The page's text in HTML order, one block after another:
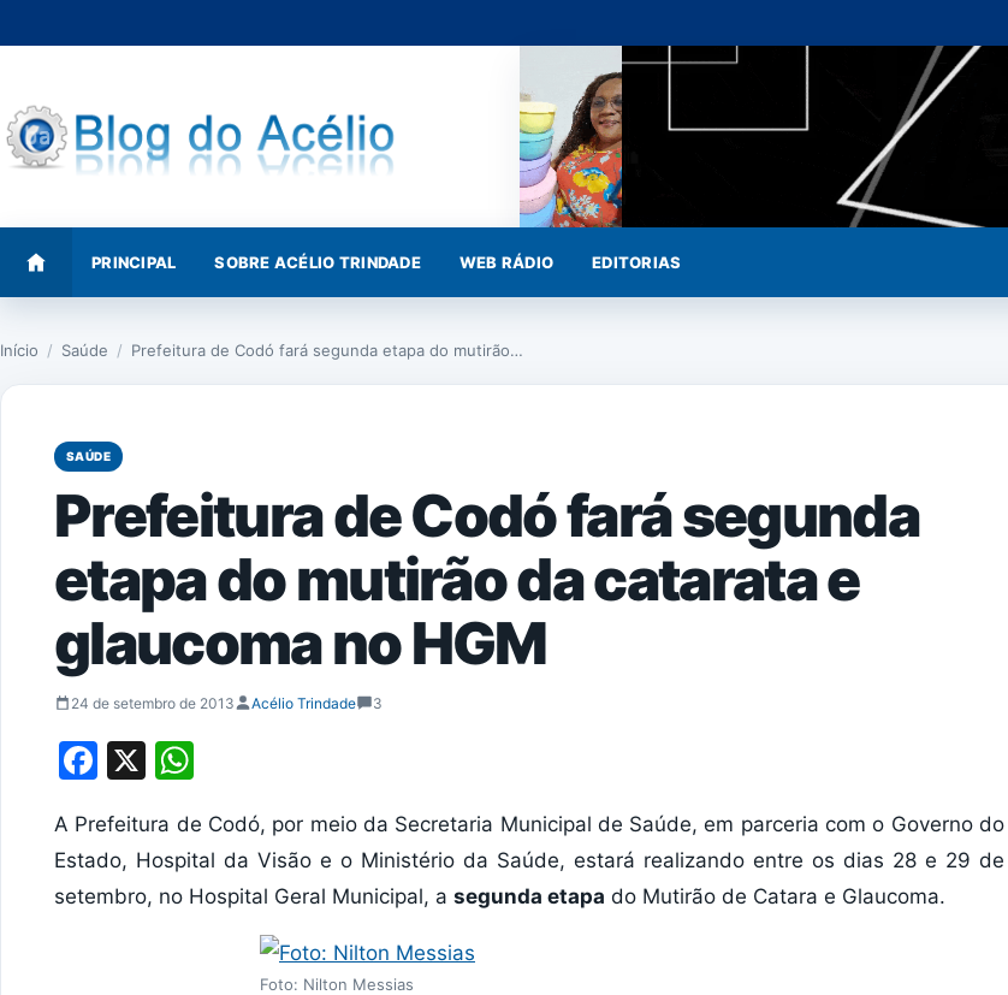
para
conteúdo
PRINCIPAL SOBRE ACÉLIO TRINDADE WEB RÁDIO EDITORIAS
Início / Saúde / Prefeitura de Codó fará segunda etapa do mutirão…
SAÚDE
Prefeitura de Codó fará segunda
etapa do mutirão da catarata e
glaucoma no HGM
24 de setembro de 2013 Acélio Trindade 3
Facebook
X
A Prefeitura de Codó, por meio da Secretaria Municipal de Saúde, em parceria com o Governo do
Estado, Hospital da Visão e o Ministério da Saúde, estará realizando entre os dias 28 e 29 de
setembro, no Hospital Geral Municipal, a segunda etapa do Mutirão de Catara e Glaucoma.
Foto: Nilton Messias